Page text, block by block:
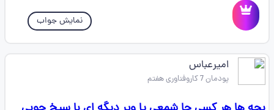
نمایش جواب
امیرعباس
پودمان 7 کاروفناوری هفتم